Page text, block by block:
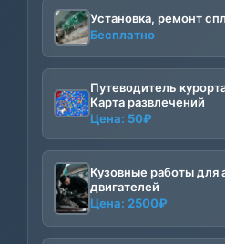
Установка, ремонт
Бесплатно
Путеводитель
Карта развлечений
Цена: 50₽
Кузовные работы для
двигателей
Цена: 2500₽